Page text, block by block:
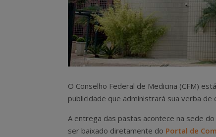
O Conselho Federal de Medicina (CFM)
publicidade que administrará sua verba
A entrega das pastas acontece na sede
ser baixado diretamente do Portal de